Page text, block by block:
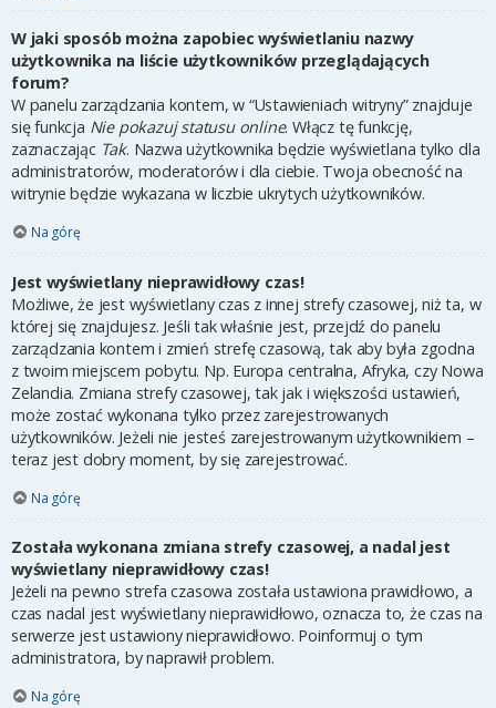
W jaki sposób można zapobiec wyświetlaniu nazwy
użytkownika na liście użytkowników przeglądających
forum?
W panelu zarządzania kontem, w “Ustawieniach witryny” znajduje
się funkcja Nie pokazuj statusu online. Włącz tę funkcję,
zaznaczając Tak. Nazwa użytkownika będzie wyświetlana tylko dla
administratorów, moderatorów i dla ciebie. Twoja obecność na
witrynie będzie wykazana w liczbie ukrytych użytkowników.
Na górę
Jest wyświetlany nieprawidłowy czas!
Możliwe, że jest wyświetlany czas z innej strefy czasowej, niż ta, w
której się znajdujesz. Jeśli tak właśnie jest, przejdź do panelu
zarządzania kontem i zmień strefę czasową, tak aby była zgodna
z twoim miejscem pobytu. Np. Europa centralna, Afryka, czy Nowa
Zelandia. Zmiana strefy czasowej, tak jak i większości ustawień,
może zostać wykonana tylko przez zarejestrowanych
użytkowników. Jeżeli nie jesteś zarejestrowanym użytkownikiem –
teraz jest dobry moment, by się zarejestrować.
Na górę
Została wykonana zmiana strefy czasowej, a nadal jest
wyświetlany nieprawidłowy czas!
Jeżeli na pewno strefa czasowa została ustawiona prawidłowo, a
czas nadal jest wyświetlany nieprawidłowo, oznacza to, że czas na
serwerze jest ustawiony nieprawidłowo. Poinformuj o tym
administratora, by naprawił problem.
Na górę